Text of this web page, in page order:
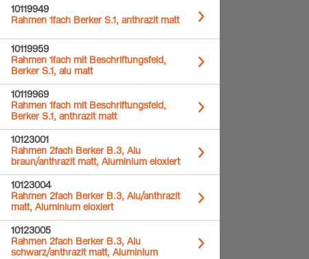
10119949
Rahmen 1fach Berker S.1, anthrazit matt
10119959
Rahmen 1fach mit Beschriftungsfeld,
Berker S.1, alu matt
10119969
Rahmen 1fach mit Beschriftungsfeld,
Berker S.1, anthrazit matt
10123001
Rahmen 2fach Berker B.3, Alu
braun/anthrazit matt, Aluminium eloxiert
10123004
Rahmen 2fach Berker B.3, Alu/anthrazit
matt, Aluminium eloxiert
10123005
Rahmen 2fach Berker B.3, Alu
schwarz/anthrazit matt, Aluminium